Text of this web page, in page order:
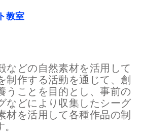
教室
などの自然素材を活用して
制作する活動を通じて、創
うことを目的とし、事前の
などにより収集したシーグ
材を活用して各種作品の制